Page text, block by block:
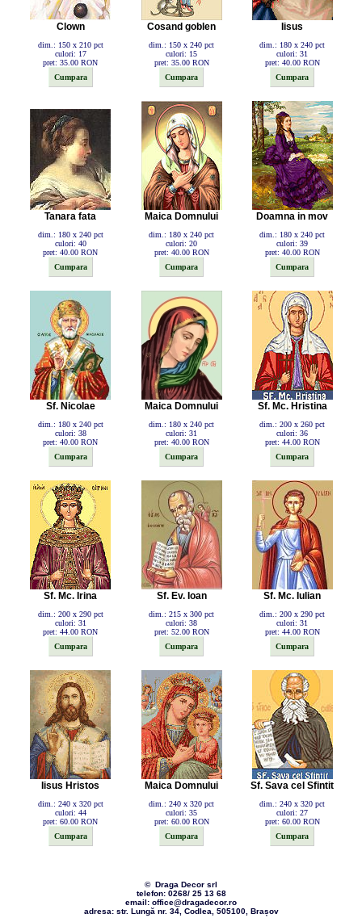
Clown
dim.: 150 x 210 pct
culori: 17
pret: 35.00 RON
Cosand goblen
dim.: 150 x 240 pct
culori: 15
pret: 35.00 RON
Iisus
dim.: 180 x 240 pct
culori: 31
pret: 40.00 RON
Tanara fata
dim.: 180 x 240 pct
culori: 40
pret: 40.00 RON
Maica Domnului
dim.: 180 x 240 pct
culori: 20
pret: 40.00 RON
Doamna in mov
dim.: 180 x 240 pct
culori: 39
pret: 40.00 RON
Sf. Nicolae
dim.: 180 x 240 pct
culori: 38
pret: 40.00 RON
Maica Domnului
dim.: 180 x 240 pct
culori: 31
pret: 40.00 RON
Sf. Mc. Hristina
dim.: 200 x 260 pct
culori: 36
pret: 44.00 RON
Sf. Mc. Irina
dim.: 200 x 290 pct
culori: 31
pret: 44.00 RON
Sf. Ev. Ioan
dim.: 215 x 300 pct
culori: 38
pret: 52.00 RON
Sf. Mc. Iulian
dim.: 200 x 290 pct
culori: 31
pret: 44.00 RON
Iisus Hristos
dim.: 240 x 320 pct
culori: 44
pret: 60.00 RON
Maica Domnului
dim.: 240 x 320 pct
culori: 35
pret: 60.00 RON
Sf. Sava cel Sfintit
dim.: 240 x 320 pct
culori: 27
pret: 60.00 RON
© Draga Decor srl
telefon: 0268/ 25 13 68
email: office@dragadecor.ro
adresa: str. Lungă nr. 34, Codlea, 505100, Brașov